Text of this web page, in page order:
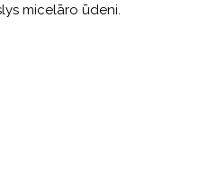
micelāro ūdeni.